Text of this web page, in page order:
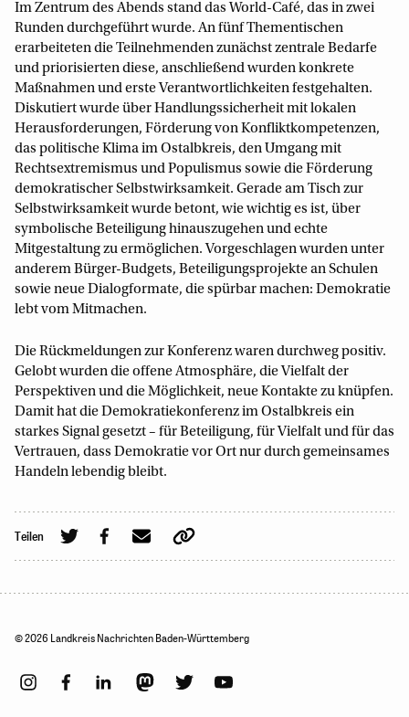
Im Zentrum des Abends stand das World-Café, das in zwei
Runden durchgeführt wurde. An fünf Thementischen
erarbeiteten die Teilnehmenden zunächst zentrale Bedarfe
und priorisierten diese, anschließend wurden konkrete
Maßnahmen und erste Verantwortlichkeiten festgehalten.
Diskutiert wurde über Handlungssicherheit mit lokalen
Herausforderungen, Förderung von Konfliktkompetenzen,
das politische Klima im Ostalbkreis, den Umgang mit
Rechtsextremismus und Populismus sowie die Förderung
demokratischer Selbstwirksamkeit. Gerade am Tisch zur
Selbstwirksamkeit wurde betont, wie wichtig es ist, über
symbolische Beteiligung hinauszugehen und echte
Mitgestaltung zu ermöglichen. Vorgeschlagen wurden unter
anderem Bürger-Budgets, Beteiligungsprojekte an Schulen
sowie neue Dialogformate, die spürbar machen: Demokratie
lebt vom Mitmachen.
Die Rückmeldungen zur Konferenz waren durchweg positiv.
Gelobt wurden die offene Atmosphäre, die Vielfalt der
Perspektiven und die Möglichkeit, neue Kontakte zu knüpfen.
Damit hat die Demokratiekonferenz im Ostalbkreis ein
starkes Signal gesetzt – für Beteiligung, für Vielfalt und für das
Vertrauen, dass Demokratie vor Ort nur durch gemeinsames
Handeln lebendig bleibt.
Teilen
© 2026 Landkreis Nachrichten Baden-Württemberg